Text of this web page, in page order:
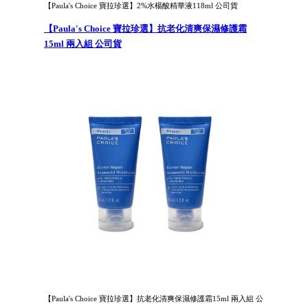
【Paula's Choice 寶拉珍選】2%水楊酸精華液118ml 公司貨
【Paula's Choice 寶拉珍選】抗老化清爽保濕修護霜
15ml 兩入組 公司貨
【Paula's Choice 寶拉珍選】抗老化清爽保濕修護霜15ml 兩入組 公